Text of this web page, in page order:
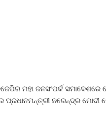
ମହା ଜନସଂପର୍କ ସମାବେଶରେ
ପ୍ରଧାନମନ୍ତ୍ରୀ ନରେନ୍ଦ୍ର